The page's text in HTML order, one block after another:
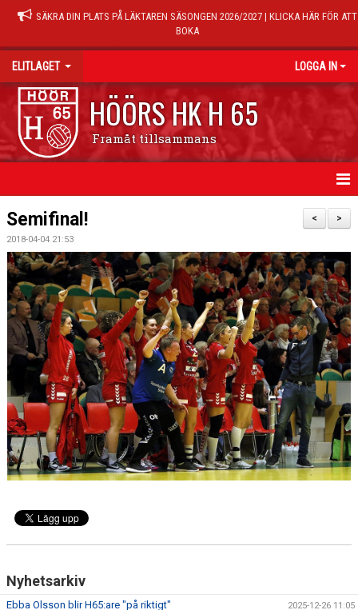
SÄKRA DIN PLATS PÅ LÄKTAREN SÄSONGEN 2026/2027 | KLICKA HÄR FÖR ATT
BOKA
ELITLAGET LOGGA IN
HÖÖRS HK H 65
Framåt tillsammans
HEM
NYHETER
TRUPPEN
MATCHER
KALENDER
TRÄNINGSTIDER
TABELL
HANDBOLLSLIGANDAM.SE
GAMEDAY-APPEN
KONTAKT
>
<
Semifinal!
2018-04-04 21:53
Nyhetsarkiv
Ebba Olsson blir H65:are "på riktigt" 2025-12-26 11:05